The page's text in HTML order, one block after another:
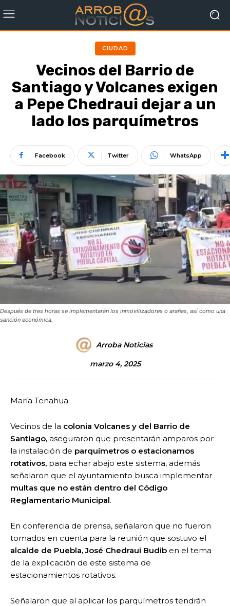
CIUDAD
Vecinos del Barrio de
Santiago y Volcanes exigen
a Pepe Chedraui dejar a un
lado los parquímetros
Facebook Twitter WhatsApp
Después de tres horas se implementarán los inmovilizadores o arañas, así como una
sanción económica.
Arroba Noticias
marzo 4, 2025
María Tenahua
Vecinos de la colonia Volcanes y del Barrio de
Santiago, aseguraron que presentarán amparos por
la instalación de parquímetros o estacionamos
rotativos, para echar abajo este sistema, además
señalaron que el ayuntamiento busca implementar
multas que no están dentro del Código
Reglamentario Municipal.
En conferencia de prensa, señalaron que no fueron
tomados en cuenta para la reunión que sostuvo el
alcalde de Puebla, José Chedraui Budib en el tema
de la explicación de este sistema de
estacionamientos rotativos.
Señalaron que al aplicar los parquímetros tendrán